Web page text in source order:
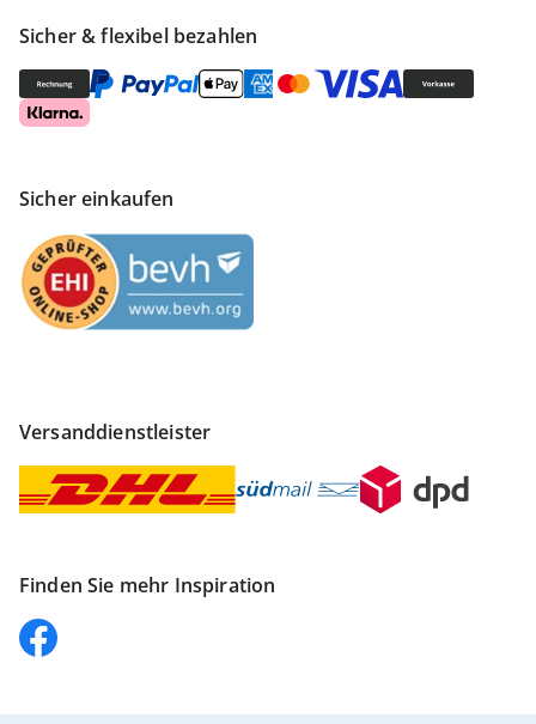
Sicher & flexibel bezahlen
Sicher einkaufen
Versanddienstleister
Finden Sie mehr Inspiration